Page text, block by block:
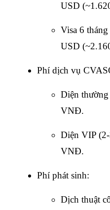
USD
Visa 6
USD
Phí dịch vụ
Diện
VNĐ.
Diện VIP
VNĐ.
Phí phát sinh:
Dịch thuật